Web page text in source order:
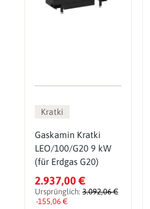
Kratki
Gaskamin Kratki
LEO/100/G20 9 kW
(für Erdgas G20)
2.937,00 €
Ursprünglich: 3.092,06 €
-155,06 €